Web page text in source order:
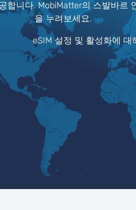
합니다. MobiMatter의 스발바르
을 누려보세요.
eSIM 설정 및 활성화에 대